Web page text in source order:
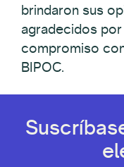
brindaron sus
agradecidos
compromiso
BIPOC.